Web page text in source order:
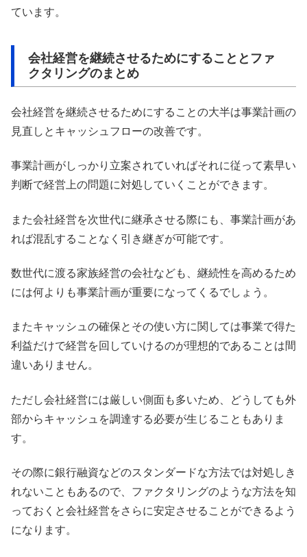
ています。
会社経営を継続させるためにすることとファ
クタリングのまとめ
会社経営を継続させるためにすることの大半は事業計画の
見直しとキャッシュフローの改善です。
事業計画がしっかり立案されていればそれに従って素早い
判断で経営上の問題に対処していくことができます。
また会社経営を次世代に継承させる際にも、事業計画があ
れば混乱することなく引き継ぎが可能です。
数世代に渡る家族経営の会社なども、継続性を高めるため
には何よりも事業計画が重要になってくるでしょう。
またキャッシュの確保とその使い方に関しては事業で得た
利益だけで経営を回していけるのが理想的であることは間
違いありません。
ただし会社経営には厳しい側面も多いため、どうしても外
部からキャッシュを調達する必要が生じることもありま
す。
その際に銀行融資などのスタンダードな方法では対処しき
れないこともあるので、ファクタリングのような方法を知
っておくと会社経営をさらに安定させることができるよう
になります。